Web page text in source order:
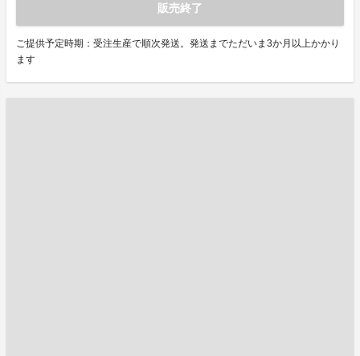
販売終了
ご提供予定時期：受注生産で順次発送。発送までただいま3か月以上かかり
ます